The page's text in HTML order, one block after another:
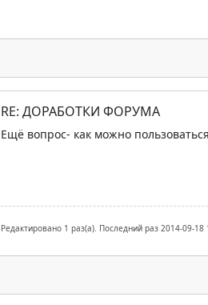
RE: ДОРАБОТКИ ФОРУМА
Ещё вопрос- как можно
Редактировано 1 раз(а). Последний раз 2014-09-